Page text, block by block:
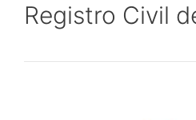
Registro Civil